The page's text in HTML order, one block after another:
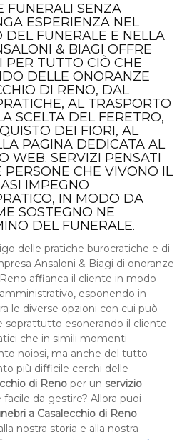
FUNERALI SENZA
ESPERIENZA NEL
FUNERALE E NELLA
& BIAGI OFFRE
PER TUTTO CIÒ CHE
DELLE ONORANZE
DI RENO, DAL
AL TRASPORTO
SCELTA DEL FERETRO,
DEI FIORI, AL
PAGINA DEDICATA AL
WEB. SERVIZI PENSATI
PERSONE CHE VIVONO IL
IMPEGNO
IN MODO DA
SOSTEGNO NE
DEL FUNERALE.
delle pratiche burocratiche e di
Ansaloni & Biagi di onoranze
affianca il cliente in modo
esponendo in
le diverse opzioni con cui può
soprattutto esonerando il cliente
che in simili momenti
noiosi, ma anche del tutto
più difficile cerchi delle
di Renoper un servizio
da gestire? Allora puoi
a Casalecchio di Reno
nostra storia e alla nostra